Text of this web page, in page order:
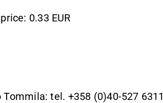
0.33 EUR
tel. +358 (0)40-527 6311